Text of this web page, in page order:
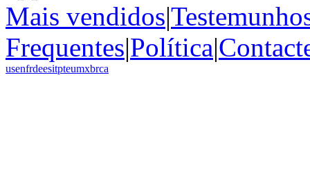
Mais vendidos|
Frequentes|Política|
usenfrdeesitpteumxbrca